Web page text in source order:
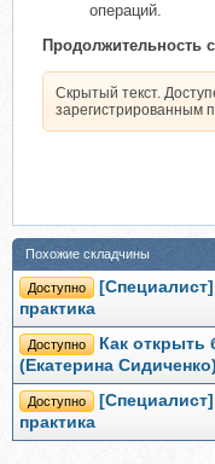
операций.
Продолжительность
Скрытый текст.
зарегистрированным
Похожие складчины
Доступно
практика
Доступно
Как открыть
(Екатерина Сидиченко)
Доступно
практика